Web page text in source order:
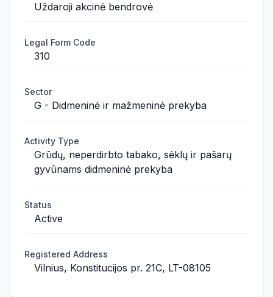
Uždaroji akcinė bendrovė
Legal Form Code
310
Sector
G - Didmeninė ir mažmeninė prekyba
Activity Type
Grūdų, neperdirbto tabako, sėklų ir pašarų
gyvūnams didmeninė prekyba
Status
Active
Registered Address
Vilnius, Konstitucijos pr. 21C, LT-08105